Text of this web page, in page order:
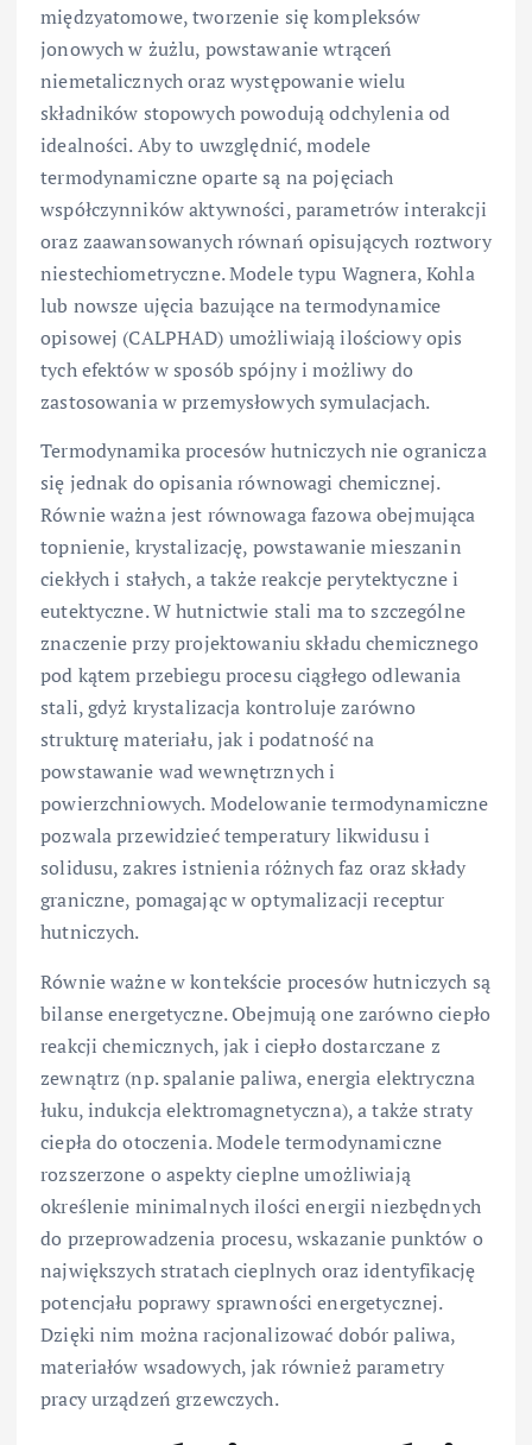
międzyatomowe, tworzenie się kompleksów
jonowych w żużlu, powstawanie wtrąceń
niemetalicznych oraz występowanie wielu
składników stopowych powodują odchylenia od
idealności. Aby to uwzględnić, modele
termodynamiczne oparte są na pojęciach
współczynników aktywności, parametrów interakcji
oraz zaawansowanych równań opisujących roztwory
niestechiometryczne. Modele typu Wagnera, Kohla
lub nowsze ujęcia bazujące na termodynamice
opisowej (CALPHAD) umożliwiają ilościowy opis
tych efektów w sposób spójny i możliwy do
zastosowania w przemysłowych symulacjach.
Termodynamika procesów hutniczych nie ogranicza
się jednak do opisania równowagi chemicznej.
Równie ważna jest równowaga fazowa obejmująca
topnienie, krystalizację, powstawanie mieszanin
ciekłych i stałych, a także reakcje perytektyczne i
eutektyczne. W hutnictwie stali ma to szczególne
znaczenie przy projektowaniu składu chemicznego
pod kątem przebiegu procesu ciągłego odlewania
stali, gdyż krystalizacja kontroluje zarówno
strukturę materiału, jak i podatność na
powstawanie wad wewnętrznych i
powierzchniowych. Modelowanie termodynamiczne
pozwala przewidzieć temperatury likwidusu i
solidusu, zakres istnienia różnych faz oraz składy
graniczne, pomagając w optymalizacji receptur
hutniczych.
Równie ważne w kontekście procesów hutniczych są
bilanse energetyczne. Obejmują one zarówno ciepło
reakcji chemicznych, jak i ciepło dostarczane z
zewnątrz (np. spalanie paliwa, energia elektryczna
łuku, indukcja elektromagnetyczna), a także straty
ciepła do otoczenia. Modele termodynamiczne
rozszerzone o aspekty cieplne umożliwiają
określenie minimalnych ilości energii niezbędnych
do przeprowadzenia procesu, wskazanie punktów o
największych stratach cieplnych oraz identyfikację
potencjału poprawy sprawności energetycznej.
Dzięki nim można racjonalizować dobór paliwa,
materiałów wsadowych, jak również parametry
pracy urządzeń grzewczych.